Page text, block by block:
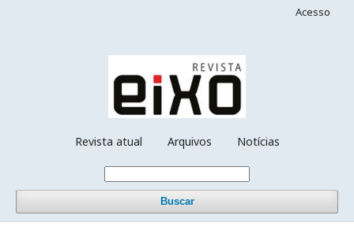
Revista atual Arquivos Notícias
Buscar
Acesso